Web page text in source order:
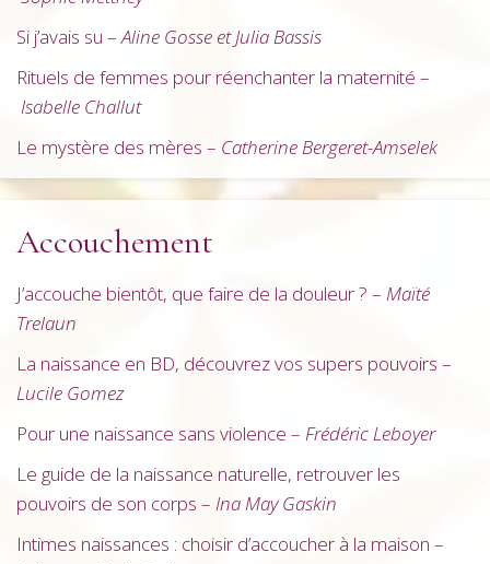
Si j’avais su –Aline Gosse et Julia Bassis
Rituels de femmes pour réenchanter la maternité –
Isabelle Challut
Le mystère des mères – Catherine Bergeret-Amselek
Accouchement
J’accouche bientôt, que faire de la douleur ? – Maïté
Trelaun
La naissance en BD, découvrez vos supers pouvoirs –
Lucile Gomez
Pour une naissance sans violence – Frédéric Leboyer
Le guide de la naissance naturelle, retrouver les
pouvoirs de son corps – Ina May Gaskin
Intimes naissances : choisir d’accoucher à la maison –